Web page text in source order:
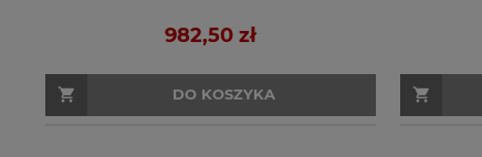
982,50 zł
DO KOSZYKA